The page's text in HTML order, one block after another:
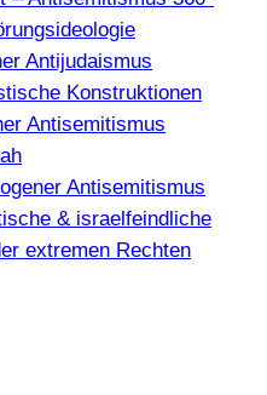
Antijudaismus
Konstruktionen
Antisemitismus
Antisemitismus
& israelfeindliche
extremen Rechten